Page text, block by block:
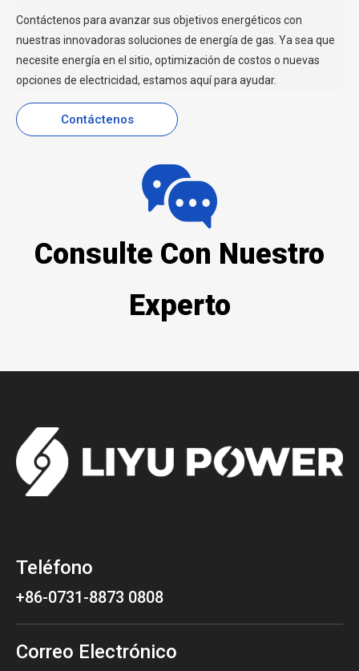
Contáctenos para avanzar sus objetivos energéticos con
nuestras innovadoras soluciones de energía de gas. Ya sea que
necesite energía en el sitio, optimización de costos o nuevas
opciones de electricidad, estamos aquí para ayudar.
Contáctenos
Consulte Con Nuestro
Experto
Teléfono
+86-0731-8873 0808
Correo Electrónico